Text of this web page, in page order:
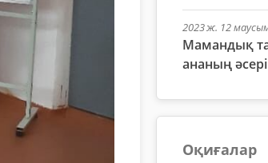
2023 ж. 12
Мамандық
ананың әсері
Оқиғалар